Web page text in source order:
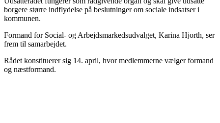
borgere større indflydelse på beslutninger om sociale indsatser i
kommunen.
Formand for Social- og Arbejdsmarkedsudvalget, Karina Hjorth, ser
frem til samarbejdet.
Rådet konstituerer sig 14. april, hvor medlemmerne vælger formand
og næstformand.